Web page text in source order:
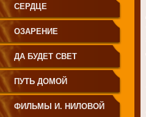
СЕРДЦЕ
ОЗАРЕНИЕ
ДА БУДЕТ СВЕТ
ПУТЬ ДОМОЙ
ФИЛЬМЫ И. НИЛОВОЙ